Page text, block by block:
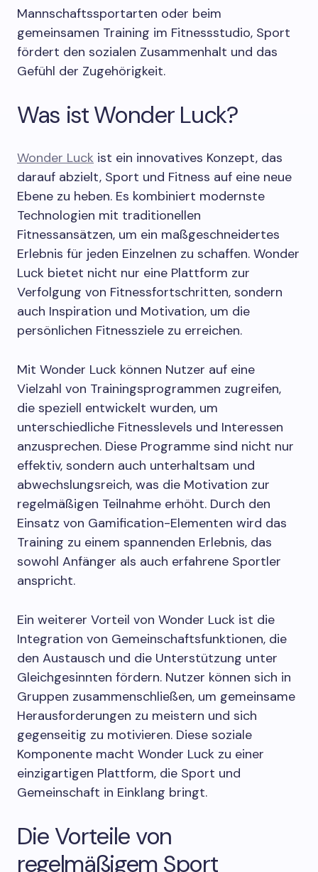
Mannschaftssportarten oder beim
gemeinsamen Training im Fitnessstudio, Sport
fördert den sozialen Zusammenhalt und das
Gefühl der Zugehörigkeit.
Was ist Wonder Luck?
Wonder Luck ist ein innovatives Konzept, das
darauf abzielt, Sport und Fitness auf eine neue
Ebene zu heben. Es kombiniert modernste
Technologien mit traditionellen
Fitnessansätzen, um ein maßgeschneidertes
Erlebnis für jeden Einzelnen zu schaffen. Wonder
Luck bietet nicht nur eine Plattform zur
Verfolgung von Fitnessfortschritten, sondern
auch Inspiration und Motivation, um die
persönlichen Fitnessziele zu erreichen.
Mit Wonder Luck können Nutzer auf eine
Vielzahl von Trainingsprogrammen zugreifen,
die speziell entwickelt wurden, um
unterschiedliche Fitnesslevels und Interessen
anzusprechen. Diese Programme sind nicht nur
effektiv, sondern auch unterhaltsam und
abwechslungsreich, was die Motivation zur
regelmäßigen Teilnahme erhöht. Durch den
Einsatz von Gamification-Elementen wird das
Training zu einem spannenden Erlebnis, das
sowohl Anfänger als auch erfahrene Sportler
anspricht.
Ein weiterer Vorteil von Wonder Luck ist die
Integration von Gemeinschaftsfunktionen, die
den Austausch und die Unterstützung unter
Gleichgesinnten fördern. Nutzer können sich in
Gruppen zusammenschließen, um gemeinsame
Herausforderungen zu meistern und sich
gegenseitig zu motivieren. Diese soziale
Komponente macht Wonder Luck zu einer
einzigartigen Plattform, die Sport und
Gemeinschaft in Einklang bringt.
Die Vorteile von
regelmäßigem Sport